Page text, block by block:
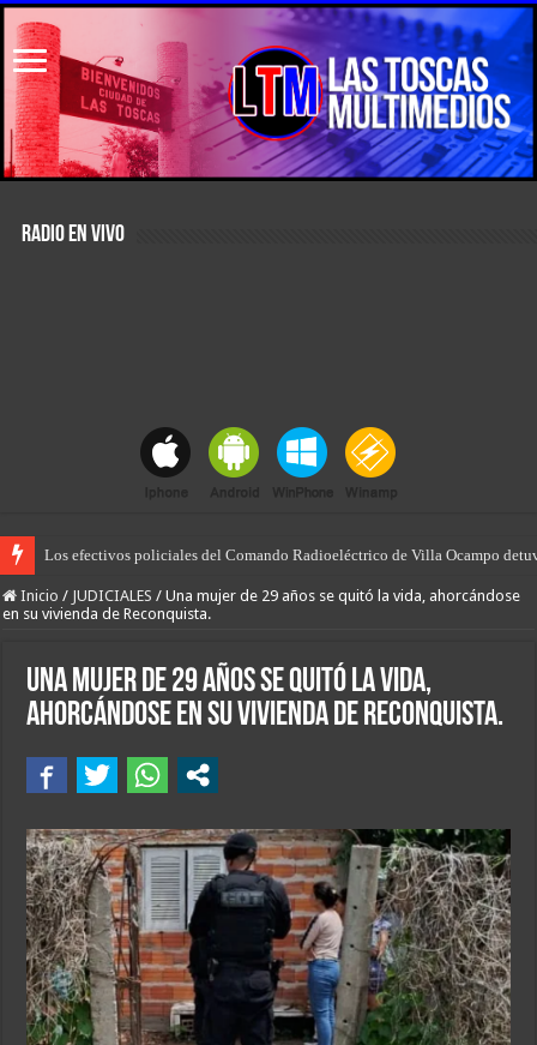
RADIO EN VIVO
Los efectivos policiales del Comando Radioeléctrico de Villa Ocampo
El desarrollo del norte, “más producción, más empleo y más
Inicio / JUDICIALES / Una mujer de 29 años se quitó la vida, ahorcándose
en su vivienda de Reconquista.
Una mujer de 29 años se quitó la vida,
ahorcándose en su vivienda de Reconquista.